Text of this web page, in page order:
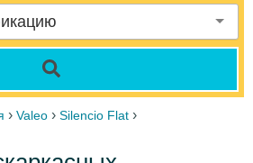
› Valeo › Silencio Flat ›